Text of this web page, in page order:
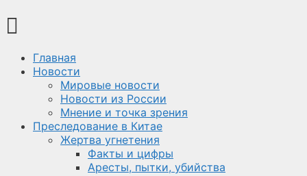
Главная
Новости
Мировые новости
Новости из России
Мнение и точка зрения
Преследование в Китае
Жертва угнетения
Факты и цифры
Аресты, пытки, убийства